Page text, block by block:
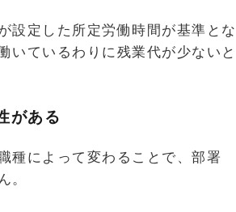
設定した所定労働時間が基準とな
いているわりに残業代が少ないと
がある
種によって変わることで、部署
。